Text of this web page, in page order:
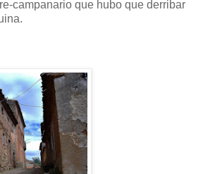
campanario que hubo que derribar